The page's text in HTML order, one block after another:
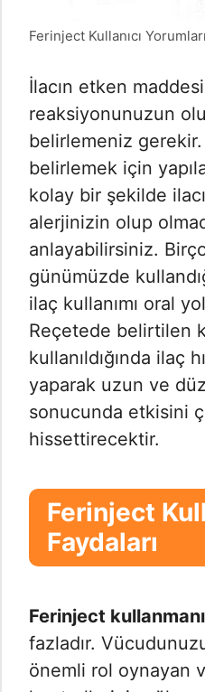
Ferinject Kullanıcı Yorumları
İlacın etken
reaksiyonunuzun
belirlemeniz
belirlemek için
kolay bir şekilde
alerjinizin olup
anlayabilirsiniz.
günümüzde
ilaç kullanımı oral
Reçetede belirtilen
kullanıldığında ilaç
yaparak uzun ve
sonucunda etkisini
hissettirecektir.
Ferinject
Faydaları
Ferinject
fazladır.
önemli rol oynayan